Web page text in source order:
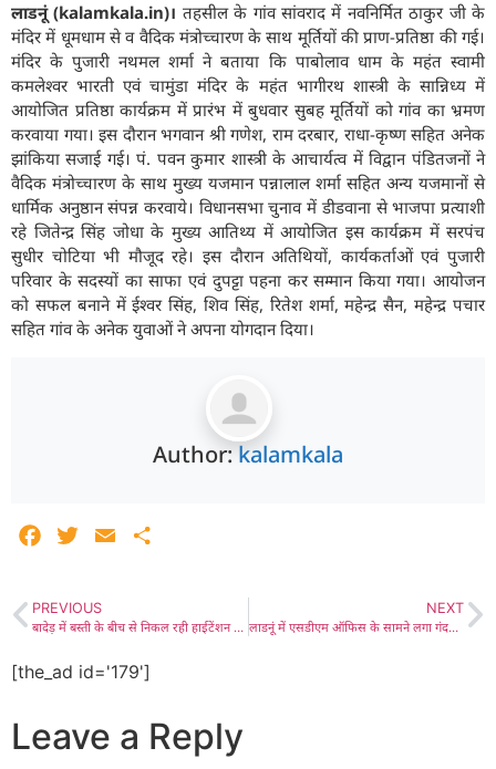
लाडनूं (kalamkala.in)। तहसील के गांव सांवराद में नवनिर्मित ठाकुर जी के
मंदिर में धूमधाम से व वैदिक मंत्रोच्चारण के साथ मूर्तियों की प्राण-प्रतिष्ठा की गई।
मंदिर के पुजारी नथमल शर्मा ने बताया कि पाबोलाव धाम के महंत स्वामी
कमलेश्वर भारती एवं चामुंडा मंदिर के महंत भागीरथ शास्त्री के सान्निध्य में
आयोजित प्रतिष्ठा कार्यक्रम में प्रारंभ में बुधवार सुबह मूर्तियों को गांव का भ्रमण
करवाया गया। इस दौरान भगवान श्री गणेश, राम दरबार, राधा-कृष्ण सहित अनेक
झांकिया सजाई गई। पं. पवन कुमार शास्त्री के आचार्यत्व में विद्वान पंडितजनों ने
वैदिक मंत्रोच्चारण के साथ मुख्य यजमान पन्नालाल शर्मा सहित अन्य यजमानों से
धार्मिक अनुष्ठान संपन्न करवाये। विधानसभा चुनाव में डीडवाना से भाजपा प्रत्याशी
रहे जितेन्द्र सिंह जोधा के मुख्य आतिथ्य में आयोजित इस कार्यक्रम में सरपंच
सुधीर चोटिया भी मौजूद रहे। इस दौरान अतिथियों, कार्यकर्ताओं एवं पुजारी
परिवार के सदस्यों का साफा एवं दुपट्टा पहना कर सम्मान किया गया। आयोजन
को सफल बनाने में ईश्वर सिंह, शिव सिंह, रितेश शर्मा, महेन्द्र सैन, महेन्द्र पचार
सहित गांव के अनेक युवाओं ने अपना योगदान दिया।
Author:kalamkala
FacebookTwitterEmail
PREVIOUS
बादेड़ में बस्ती के बीच से निकल रही हाईटेंशन लाइन की चपेट में आकर एक श्रमिक की मौत और दूसरा गंभीर घायल, ग्रामीणों के धरना-विरोध के बाद प्रशासन ने समझाइश कर करवाया शव का पोस्टमार्टम
NEXT
लाडनूं में एसडीएम ऑफिस के सामने लगा गंदगी, कीचड़ का अम्बार, परेशान लोगों ने सौंपा एसडीएम को ज्ञापन, बाजार बंद रखा, धरने की चेतावनी
[the_ad id='179']
Leave a Reply